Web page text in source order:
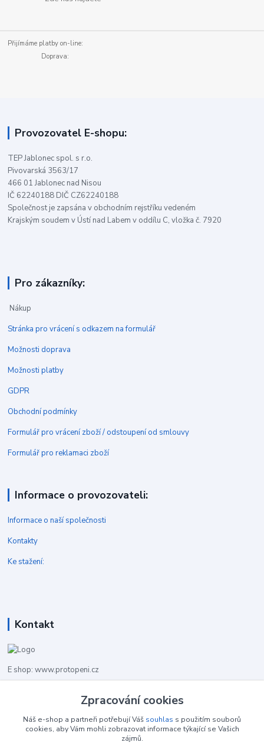
Přijímáme platby on-line:
Doprava:
Provozovatel E-shopu:
TEP Jablonec spol. s r.o.
Pivovarská 3563/17
466 01 Jablonec nad Nisou
IČ 62240188 DIČ CZ62240188
Společnost je zapsána v obchodním rejstříku vedeném
Krajským soudem v Ústí nad Labem v oddílu C, vložka č. 7920
Pro zákazníky:
Nákup
Stránka pro vrácení s odkazem na formulář
Možnosti doprava
Možnosti platby
GDPR
Obchodní podmínky
Formulář pro vrácení zboží / odstoupení od smlouvy
Formulář pro reklamaci zboží
Informace o provozovateli:
Informace o naší společnosti
Kontakty
Ke stažení:
Kontakt
E shop: www.protopeni.cz
+420 483 710 226
info@protopeni.cz
Zpracování cookies
Náš e-shop a partneři potřebují Váš souhlas s použitím souborů
cookies, aby Vám mohli zobrazovat informace týkající se Vašich
zájmů.